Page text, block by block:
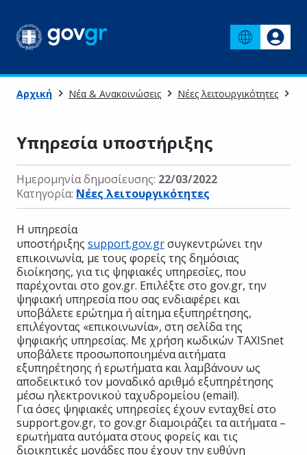
Αρχική Νέα & Ανακοινώσεις Νέες λειτουργικότητες
Υπηρεσία υποστήριξης
Ημερομηνία δημοσίευσης: 22/03/2022
Κατηγορία: Νέες λειτουργικότητες
Η υπηρεσία
υποστήριξης support.gov.grσυγκεντρώνει την
επικοινωνία, με τους φορείς της δημόσιας
διοίκησης, για τις ψηφιακές υπηρεσίες, που
παρέχονται στο gov.gr. Επιλέξτε στο gov.gr, την
ψηφιακή υπηρεσία που σας ενδιαφέρει και
υποβάλετε ερώτημα ή αίτημα εξυπηρέτησης,
επιλέγοντας «επικοινωνία», στη σελίδα της
ψηφιακής υπηρεσίας. Με χρήση κωδικών TAXISnet
υποβάλετε προσωποποιημένα αιτήματα
εξυπηρέτησης ή ερωτήματα και λαμβάνουν ως
αποδεικτικό τον μοναδικό αριθμό εξυπηρέτησης
μέσω ηλεκτρονικού ταχυδρομείου (email).
Για όσες ψηφιακές υπηρεσίες έχουν ενταχθεί στο
support.gov.gr, το gov.gr διαμοιράζει τα αιτήματα –
ερωτήματα αυτόματα στους φορείς και τις
διοικητικές μονάδες που έχουν την ευθύνη